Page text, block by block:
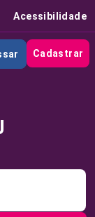
Acessibilidade
Cadastrar